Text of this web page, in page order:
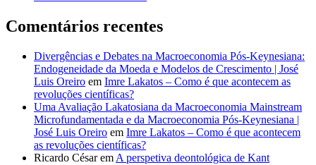
Comentários recentes
Divergências e Debates na Macroeconomia Pós-Keynesiana:
Endogeneidade da Moeda e Modelos de Crescimento | José
Luis Oreiro em Imre Lakatos – Como é que acontecem as
revoluções científicas?
Uma Avaliação Lakatosiana da Macroeconomia Mainstream
Microfundamentada e da Macroeconomia Pós-Keynesiana |
José Luis Oreiro em Imre Lakatos – Como é que acontecem
as revoluções científicas?
Ricardo Césarem A perspetiva deontológica de Kant